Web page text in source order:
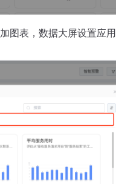
图表，数据大屏设置应